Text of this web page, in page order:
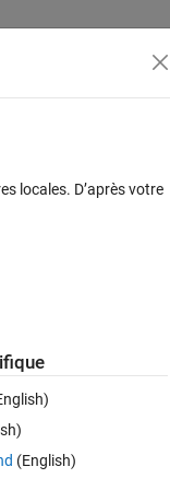
vous pour
Connectez-
Nicole
13 Août 2018
locales. D’après votre
(English)